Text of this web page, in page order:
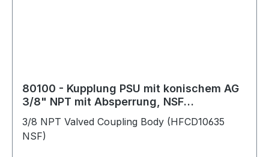
80100 - Kupplung PSU mit konischem AG
3/8" NPT mit Absperrung, NSF
3/8 NPT Valved Coupling Body (HFCD10635
NSF)